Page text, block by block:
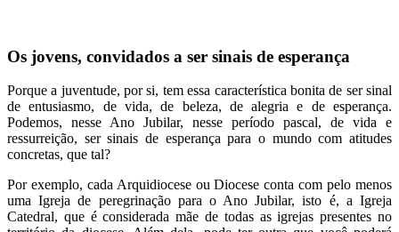
Os jovens, convidados a ser sinais de esperança
Porque a juventude, por si, tem essa característica bonita de ser sinal
de entusiasmo, de vida, de beleza, de alegria e de esperança.
Podemos, nesse Ano Jubilar, nesse período pascal, de vida e
ressurreição, ser sinais de esperança para o mundo com atitudes
concretas, que tal?
Por exemplo, cada Arquidiocese ou Diocese conta com pelo menos
uma Igreja de peregrinação para o Ano Jubilar, isto é, a Igreja
Catedral, que é considerada mãe de todas as igrejas presentes no